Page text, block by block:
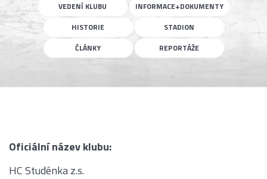
VEDENÍ KLUBU
INFORMACE+DOKUMENTY
HISTORIE
STADION
ČLÁNKY
REPORTÁŽE
Oficiální název klubu:
HC Studénka z.s.